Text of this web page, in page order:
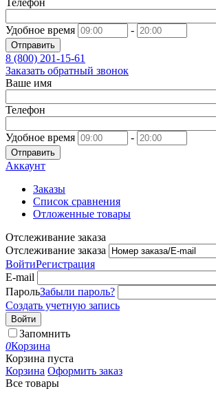
Телефон
Удобное время -
Отправить
8 (800) 201-15-61
Заказать обратный звонок
Ваше имя
Телефон
Удобное время -
Отправить
Аккаунт
Заказы
Список сравнения
Отложенные товары
Отслеживание заказа
Отслеживание заказа
ВойтиРегистрация
E-mail
ПарольЗабыли пароль?
Создать учетную запись
Войти
Запомнить
0Корзина
Корзина пуста
Корзина Оформить заказ
Все товары